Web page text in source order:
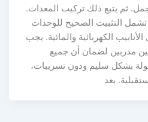
يتبع ذلك تركيب المعدات.
الصحيح للوحدات
الكهربائية والمائية. يجب
لضمان أن جميع
سليم ودون تسريبات،
بعد